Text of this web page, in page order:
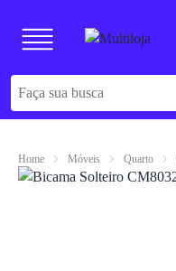
Home Móveis Quarto